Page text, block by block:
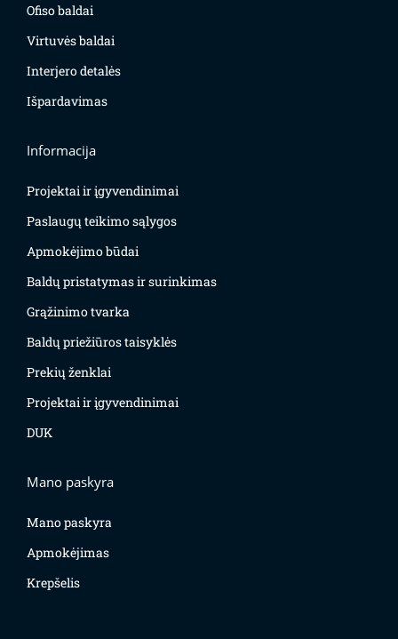
Ofiso baldai
Virtuvės baldai
Interjero detalės
Išpardavimas
Informacija
Projektai ir įgyvendinimai
Paslaugų teikimo sąlygos
Apmokėjimo būdai
Baldų pristatymas ir surinkimas
Grąžinimo tvarka
Baldų priežiūros taisyklės
Prekių ženklai
Projektai ir įgyvendinimai
DUK
Mano paskyra
Mano paskyra
Apmokėjimas
Krepšelis